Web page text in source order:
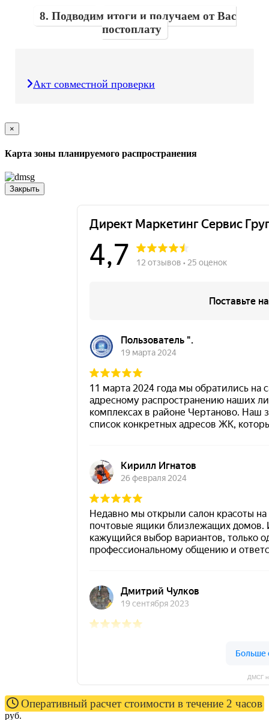
8. Подводим итоги и получаем от Вас
постоплату
Акт совместной проверки
×
Карта зоны планируемого распространения
Закрыть
ДМСГ
Оперативный расчет стоимости в течение 2 часов
руб.